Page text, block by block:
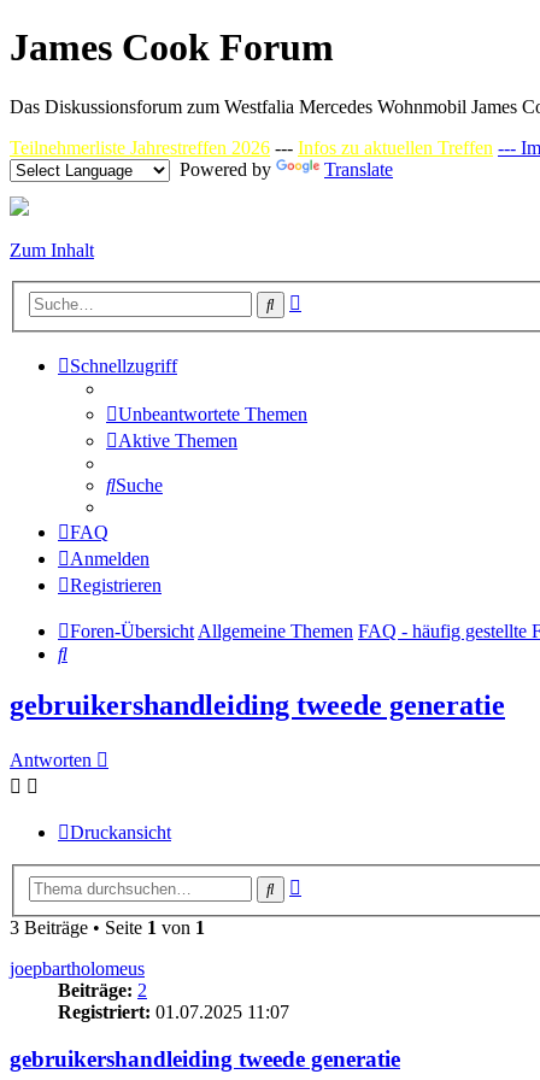
James Cook Forum
Das Diskussionsforum zum Westfalia Mercedes Wohnmobil James
Teilnehmerliste Jahrestreffen 2026 --- Infos zu aktuellen Treffen ---
Powered by
Translate
Zum Inhalt
Suche
Schnellzugriff
Unbeantwortete Themen
Aktive Themen
Suche
FAQ
Anmelden
Registrieren
Foren-ÜbersichtAllgemeine Themen FAQ - häufig gestellte
Suche
gebruikershandleiding tweede generatie
Antworten
Druckansicht
Suche
3 Beiträge • Seite 1 von 1
joepbartholomeus
Beiträge: 2
Registriert: 01.07.2025 11:07
gebruikershandleiding tweede generatie